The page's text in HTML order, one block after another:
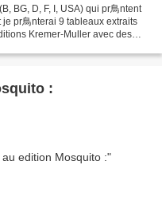
BG, D, F, I, USA) qui pr鳥ntent
pr鳥nterai 9 tableaux extraits
Kremer-Muller avec des
Mosquito :